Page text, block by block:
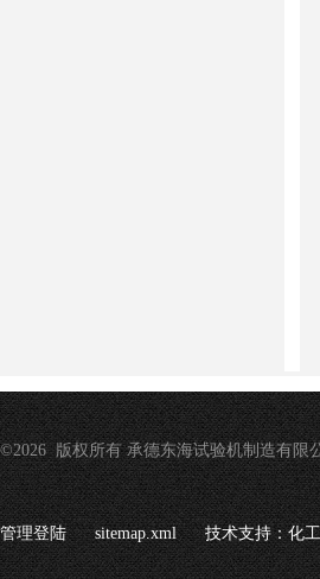
©2026 版权所有 承德东海试验机制造有限
管理登陆 sitemap.xml 技术支持：化